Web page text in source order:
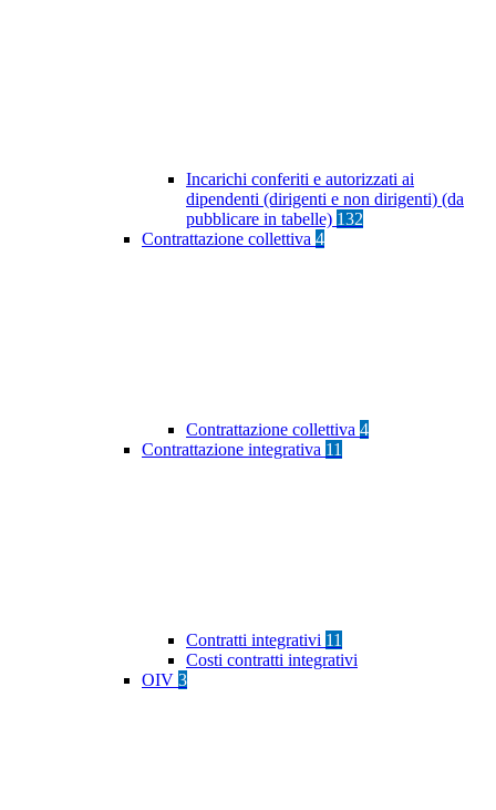
Incarichi conferiti e autorizzati ai
dipendenti (dirigenti e non dirigenti) (da
pubblicare in tabelle) 132
Contrattazione collettiva 4
Contrattazione collettiva 4
Contrattazione integrativa 11
Contratti integrativi 11
Costi contratti integrativi
OIV 3